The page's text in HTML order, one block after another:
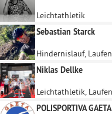
Leichtathletik
Sebastian Starck
Niklas Dellke
POLISPORTIVA